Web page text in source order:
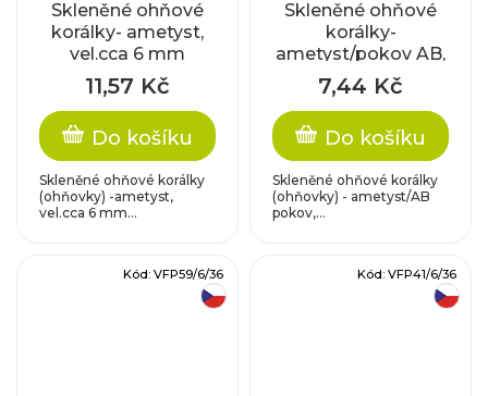
Skleněné ohňové
korálky- ametyst,
vel.cca 6 mm
11,57 Kč
Do košíku
Skleněné ohňové korálky
(ohňovky) -ametyst,
vel.cca 6 mm...
Skleněné ohňové
korálky-
ametyst/pokov AB,
vel.cca 3 mm
7,44 Kč
Do košíku
Skleněné ohňové korálky
(ohňovky) - ametyst/AB
pokov,...
Kód: VFP59/6/36 Kód: VFP41/6/36